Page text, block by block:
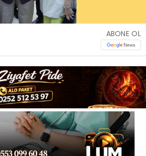
Facebook
Instagram
Youtube
ABONE OL